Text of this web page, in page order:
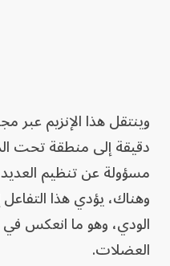
وينتقل هذا الإنزيم
دقيقة إلى منطقة تحت
مسؤولة عن تنظيم
وهناك، يؤدي هذا
الودي، وهو ما انعكس
العضلات.